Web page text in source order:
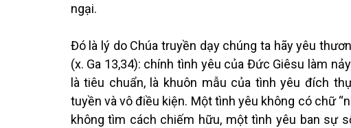
ngại.
Đó là lý do Chúa truyền dạy chúng ta hãy yêu
(x. Ga 13,34): chính tình yêu của Đức Giêsu làm
là tiêu chuẩn, là khuôn mẫu của tình yêu đích
tuyền và vô điều kiện. Một tình yêu không có chữ
không tìm cách chiếm hữu, một tình yêu ban sự